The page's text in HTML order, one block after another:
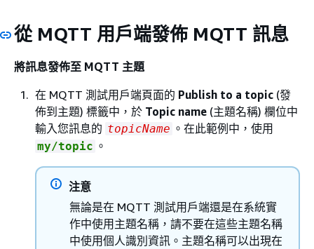
從 MQTT 用戶端發佈 MQTT 訊息
將訊息發佈至 MQTT 主題
在 MQTT 測試用戶端頁面的 Publish to a topic (發
佈到主題) 標籤中，於 Topic name (主題名稱) 欄位中
輸入您訊息的 topicName 。在此範例中，使用
my/topic 。
注意
無論是在 MQTT 測試用戶端還是在系統實
作中使用主題名稱，請不要在這些主題名稱
中使用個人識別資訊。主題名稱可以出現在